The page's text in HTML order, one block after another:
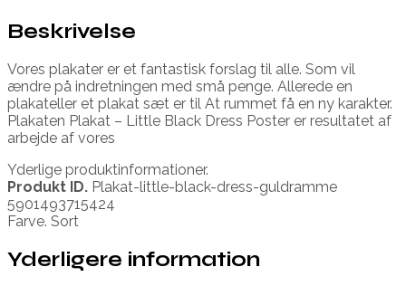
Beskrivelse
Vores plakater er et fantastisk forslag til alle. Som vil
ændre på indretningen med små penge. Allerede en
plakateller et plakat sæt er til At rummet få en ny karakter.
Plakaten Plakat – Little Black Dress Poster er resultatet af
arbejde af vores
Yderlige produktinformationer.
Produkt ID. Plakat-little-black-dress-guldramme
5901493715424
Farve. Sort
Yderligere information